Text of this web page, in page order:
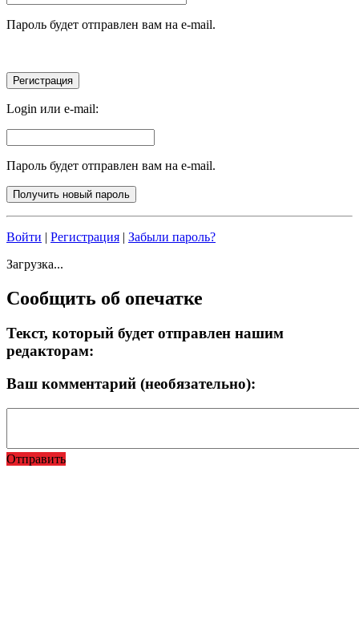
Пароль будет отправлен вам на e-mail.
Login или e-mail:
Пароль будет отправлен вам на e-mail.
Войти | Регистрация | Забыли пароль?
Загрузка...
Сообщить об опечатке
Текст, который будет отправлен нашим
редакторам:
Ваш комментарий (необязательно):
Отправить